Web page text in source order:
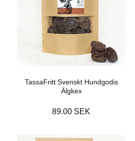
TassaFritt Svenskt Hundgodis
Älgkex
89.00 SEK